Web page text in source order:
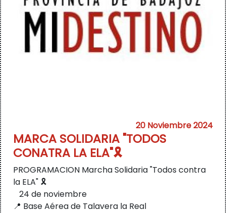
20 Noviembre 2024
MARCA SOLIDARIA "TODOS
CONATRA LA ELA"🎗️
PROGRAMACION Marcha Solidaria "Todos contra
la ELA" 🎗️
24 de noviembre
📍 Base Aérea de Talavera la Real